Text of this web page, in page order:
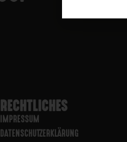
RECHTLICHES
IMPRESSUM
DATENSCHUTZERKLÄRUNG